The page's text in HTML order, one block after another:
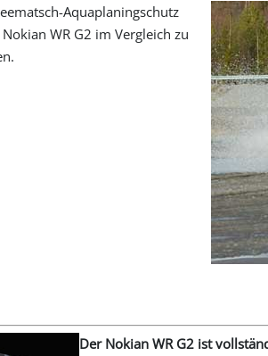
Aquaplaningschutz
WR G2 im Vergleich zu
Der Nokian WR G2 ist